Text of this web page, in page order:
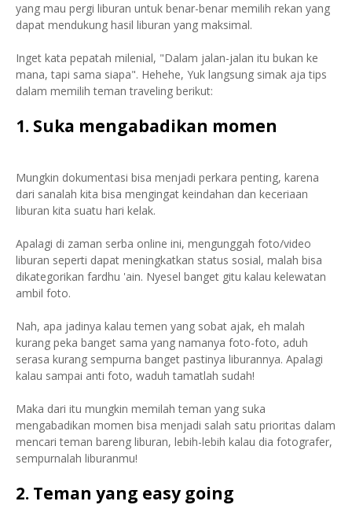
yang mau pergi liburan untuk benar-benar memilih rekan yang
dapat mendukung hasil liburan yang maksimal.
Inget kata pepatah milenial, "Dalam jalan-jalan itu bukan ke
mana, tapi sama siapa". Hehehe, Yuk langsung simak aja tips
dalam memilih teman traveling berikut:
1. Suka mengabadikan momen
Mungkin dokumentasi bisa menjadi perkara penting, karena
dari sanalah kita bisa mengingat keindahan dan keceriaan
liburan kita suatu hari kelak.
Apalagi di zaman serba online ini, mengunggah foto/video
liburan seperti dapat meningkatkan status sosial, malah bisa
dikategorikan fardhu 'ain. Nyesel banget gitu kalau kelewatan
ambil foto.
Nah, apa jadinya kalau temen yang sobat ajak, eh malah
kurang peka banget sama yang namanya foto-foto, aduh
serasa kurang sempurna banget pastinya liburannya. Apalagi
kalau sampai anti foto, waduh tamatlah sudah!
Maka dari itu mungkin memilah teman yang suka
mengabadikan momen bisa menjadi salah satu prioritas dalam
mencari teman bareng liburan, lebih-lebih kalau dia fotografer,
sempurnalah liburanmu!
2. Teman yang easy going